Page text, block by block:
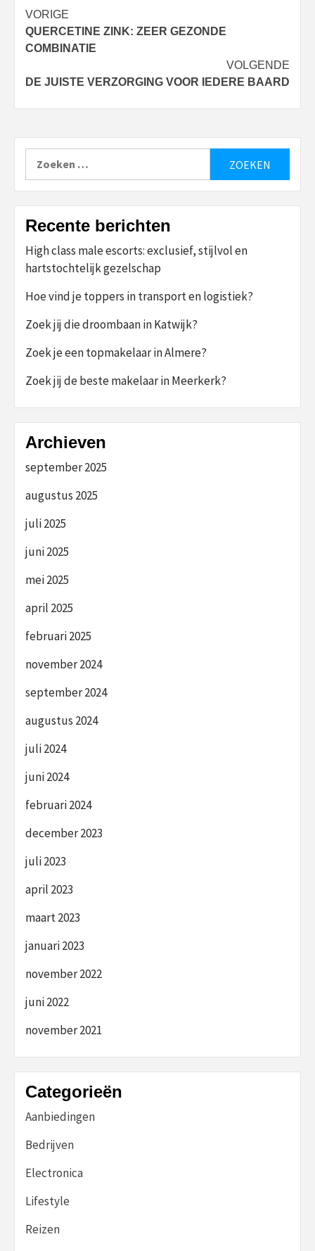
Bericht
navigatie
VORIGE
QUERCETINE ZINK: ZEER GEZONDE
COMBINATIE
VOLGENDE
DE JUISTE VERZORGING VOOR IEDERE BAARD
Recente berichten
High class male escorts: exclusief, stijlvol en
hartstochtelijk gezelschap
Hoe vind je toppers in transport en logistiek?
Zoek jij die droombaan in Katwijk?
Zoek je een topmakelaar in Almere?
Zoek jij de beste makelaar in Meerkerk?
Archieven
september 2025
augustus 2025
juli 2025
juni 2025
mei 2025
april 2025
februari 2025
november 2024
september 2024
augustus 2024
juli 2024
juni 2024
februari 2024
december 2023
juli 2023
april 2023
maart 2023
januari 2023
november 2022
juni 2022
november 2021
Categorieën
Aanbiedingen
Bedrijven
Electronica
Lifestyle
Reizen